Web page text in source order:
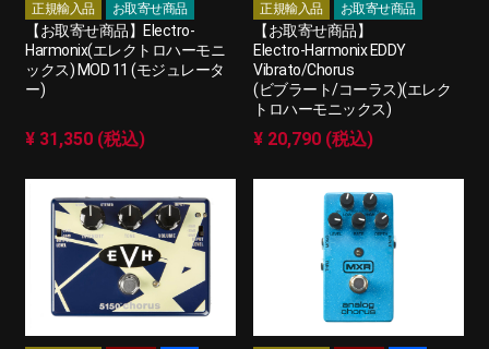
正規輸入品 お取寄せ商品
【お取寄せ商品】Electro-
Harmonix(エレクトロハーモニ
ックス) MOD 11 (モジュレータ
ー)
¥ 31,350 (税込)
正規輸入品 お取寄せ商品
【お取寄せ商品】
Electro-Harmonix EDDY
Vibrato/Chorus
(ビブラート/コーラス)(エレク
トロハーモニックス)
¥ 20,790 (税込)